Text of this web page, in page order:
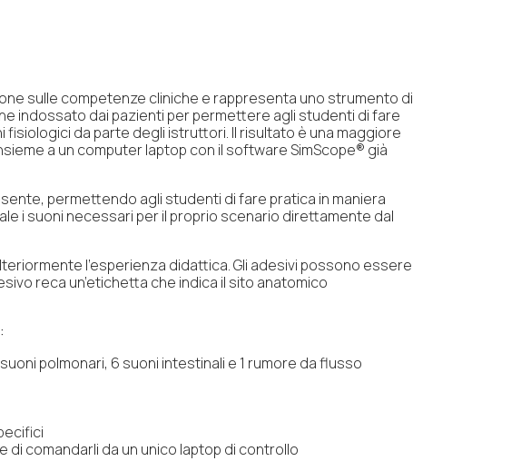
sulle competenze cliniche e rappresenta uno strumento di
indossato dai pazienti per permettere agli studenti di fare
fisiologici da parte degli istruttori. Il risultato è una maggiore
a un computer laptop con il software SimScope® già
permettendo agli studenti di fare pratica in maniera
i suoni necessari per il proprio scenario direttamente dal
l’esperienza didattica. Gli adesivi possono essere
reca un’etichetta che indica il sito anatomico
polmonari, 6 suoni intestinali e 1 rumore da flusso
di comandarli da un unico laptop di controllo